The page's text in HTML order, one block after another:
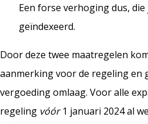
Een forse verhoging dus,
geïndexeerd.
Door deze twee maatregelen
aanmerking voor de regeling en
vergoeding omlaag. Voor alle
regeling vóór1 januari 2024 al